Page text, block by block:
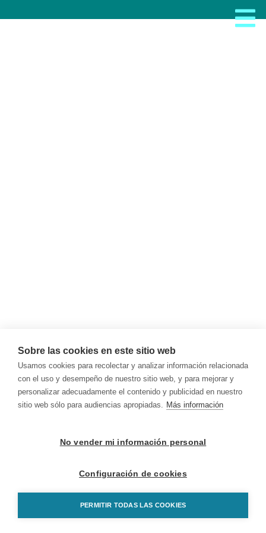
Sobre las cookies en este sitio web
Usamos cookies para recolectar y analizar información relacionada
con el uso y desempeño de nuestro sitio web, y para mejorar y
personalizar adecuadamente el contenido y publicidad en nuestro
sitio web sólo para audiencias apropiadas. Más información
No vender mi información personal
Configuración de cookies
PERMITIR TODAS LAS COOKIES